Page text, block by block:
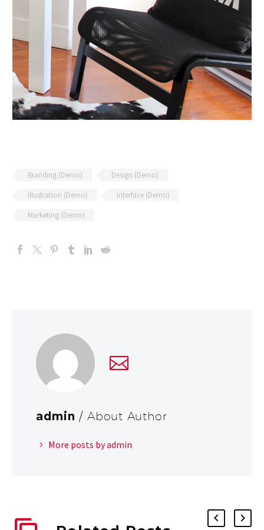
Branding (Demo)
Design (Demo)
Illustration (Demo)
Interface (Demo)
Marketing (Demo)
admin / About Author
More posts by admin